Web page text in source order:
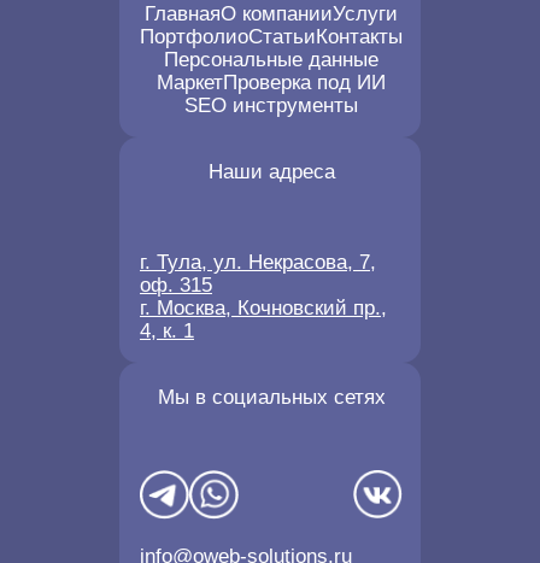
ГлавнаяО компанииУслуги
ПортфолиоСтатьиКонтакты
Персональные данные
МаркетПроверка под ИИ
SEO инструменты
Мы в социальных сетях
info@oweb-solutions.ru
Наши адреса
г. Тула, ул. Некрасова, 7,
оф. 315
г. Москва, Кочновский пр.,
4, к. 1